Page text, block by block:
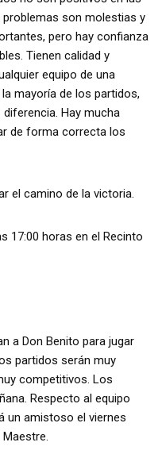
son molestias y
pero hay confianza
Tienen calidad y
equipo de una
mayoría de los partidos,
Hay mucha
de forma correcta los
el camino de la victoria.
17:00 horas en el Recinto
a Don Benito para jugar
partidos serán muy
competitivos. Los
Respecto al equipo
un amistoso el viernes